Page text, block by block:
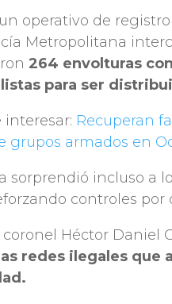
operativo de
Metropolitana
264 envolturas
para ser
interesar: Recuperan
grupos armados en
sorprendió incluso a
controles por
Héctor Daniel
redes ilegales que